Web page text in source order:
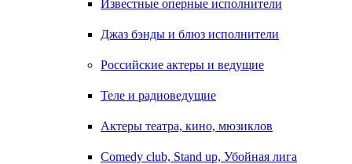
Известные оперные исполнители
Джаз бэнды и блюз исполнители
Российские актеры и ведущие
Теле и радиоведущие
Актеры театра, кино, мюзиклов
Comedy club, Stand up, Убойная лига